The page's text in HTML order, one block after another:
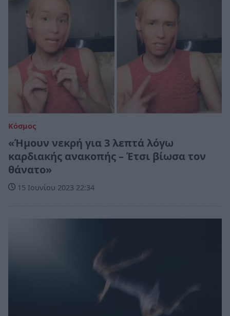
Κόσμος
«Ήμουν νεκρή για 3 λεπτά λόγω
καρδιακής ανακοπής – Έτσι βίωσα τον
θάνατο»
15 Ιουνίου 2023 22:34